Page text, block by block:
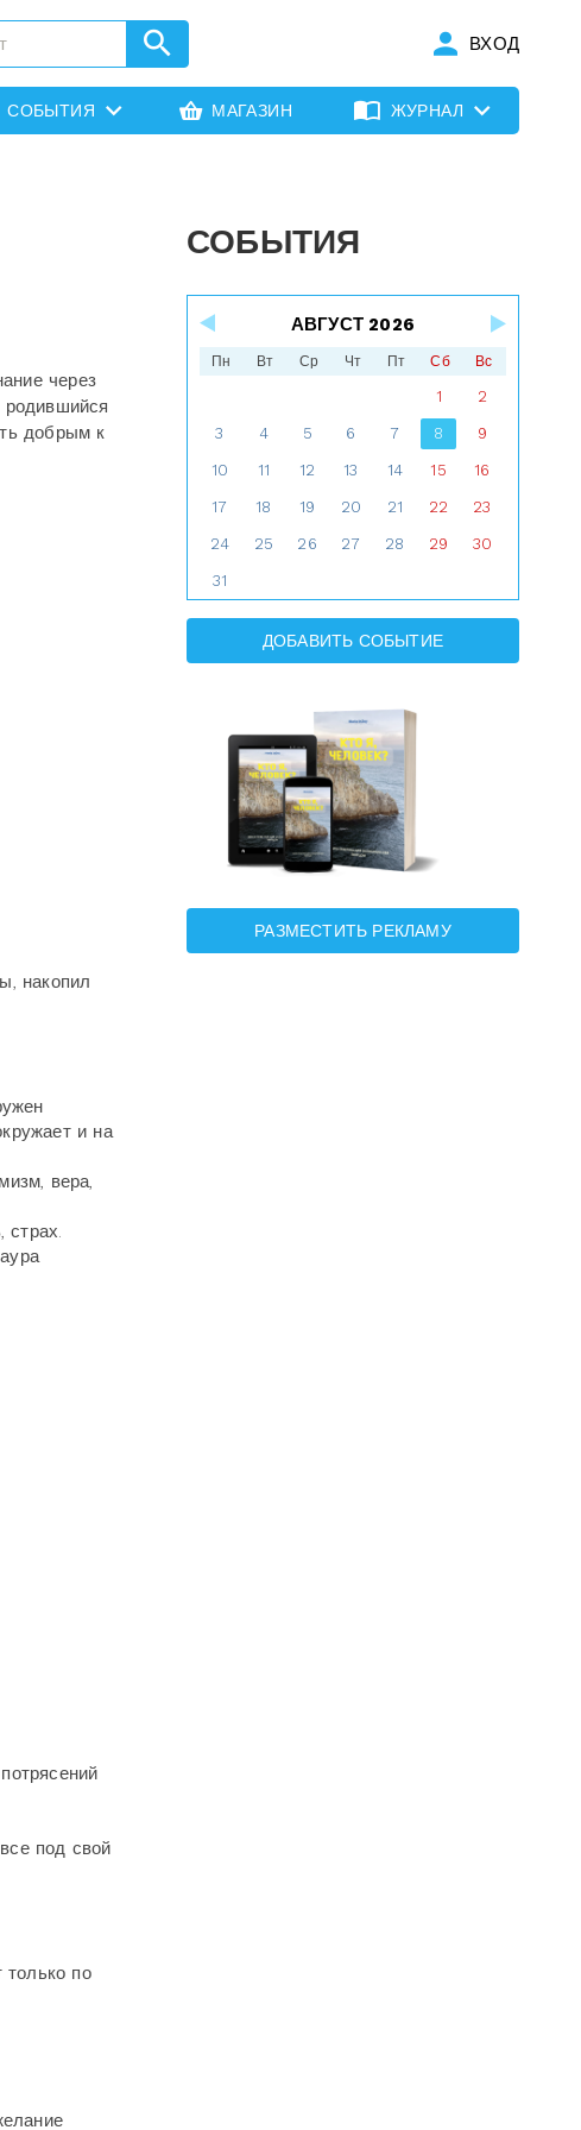
ВХОД
СОБЫТИЯ МАГАЗИН ЖУРНАЛ
через
добрым к
накопил
и на
вера,
страх.
под свой
только по
СОБЫТИЯ
АВГУСТ 2026
Пн Вт Ср Чт Пт Сб Вс
1 2
3 4 5 6 7 8 9
10 11 12 13 14 15 16
17 18 19 20 21 22 23
24 25 26 27 28 29 30
31
ДОБАВИТЬ СОБЫТИЕ
РАЗМЕСТИТЬ РЕКЛАМУ